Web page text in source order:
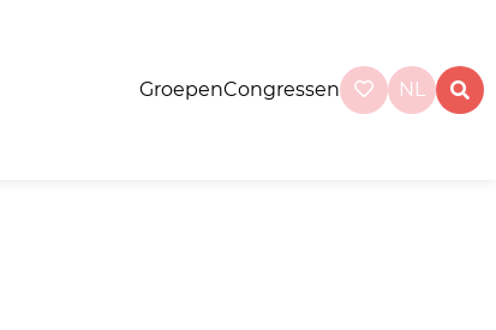
GroepenCongressen NL